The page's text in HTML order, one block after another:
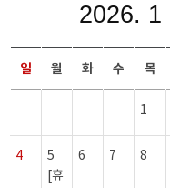
2026. 1
일 월 화 수 목
1
4
5
[휴
6 7 8